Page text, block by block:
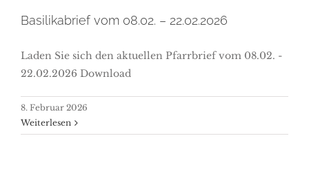
Basilikabrief vom 08.02. – 22.02.2026
Laden Sie sich den aktuellen Pfarrbrief vom 08.02. -
22.02.2026 Download
8. Februar 2026
Weiterlesen